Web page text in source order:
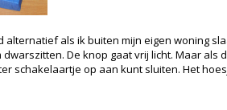
als ik buiten mijn eigen woning
De knop gaat vrij licht. Maar
schakelaartje op aan kunt sluiten. Het